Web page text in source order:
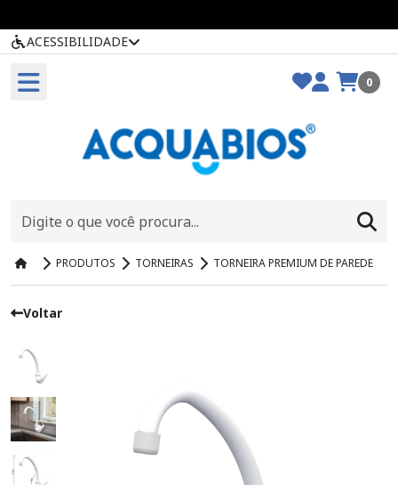
ACESSIBILIDADE
0
PRODUTOS TORNEIRAS TORNEIRA PREMIUM DE PAREDE
Voltar